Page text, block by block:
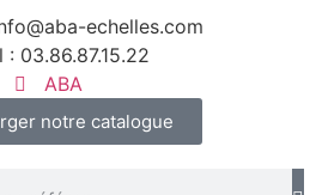
echelles.com
: 03.86.87.15.22
ABA
notre catalogue